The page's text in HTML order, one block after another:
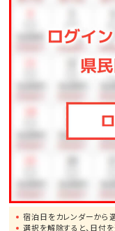
宿泊日をカレンダーから
選択を解除すると、日付